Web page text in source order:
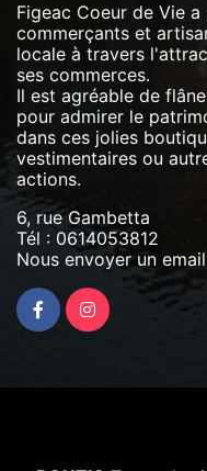
Figeac Coeur de Vie
commerçants et
locale à travers
ses commerces.
Il est agréable de
pour admirer le
dans ces jolies
vestimentaires ou
actions.
6, rue Gambetta
Tél : 0614053812
Nous envoyer un email